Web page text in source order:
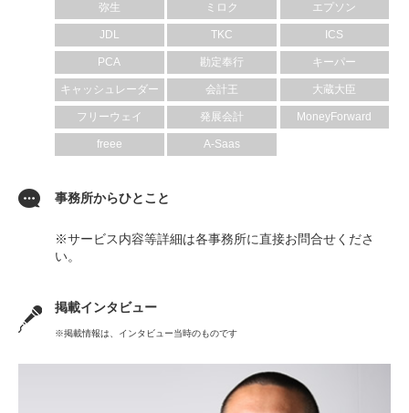
弥生 ミロク エプソン
JDL TKC ICS
PCA 勘定奉行 キーパー
キャッシュレーダー 会計王 大蔵大臣
フリーウェイ 発展会計 MoneyForward
freee A-Saas
事務所からひとこと
※サービス内容等詳細は各事務所に直接お問合せくださ
い。
掲載インタビュー
※掲載情報は、インタビュー当時のものです